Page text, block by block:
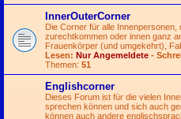
InnerOuterCorner
Die Corner für alle
zurechtkommen oder innen ganz
Frauenkörper (und umgekehrt),
Lesen: Nur Angemeldete -
Themen: 51
Englishcorner
Dieses Forum ist für die vielen
sprechen können und sich auch
können auch andere